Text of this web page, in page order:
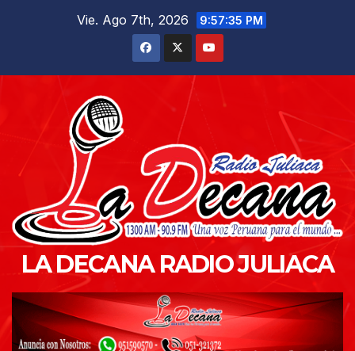
Vie. Ago 7th, 2026 9:57:36 PM
LA DECANA RADIO JULIACA